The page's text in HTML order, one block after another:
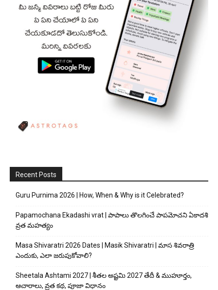
Recent Posts
Guru Purnima 2026 | How, When & Why is it Celebrated?
Papamochana Ekadashi vrat | పాపాలు తొలగించే పాపమోచని ఏకాదశి
వ్రత మహత్యం
Masa Shivaratri 2026 Dates | Masik Shivaratri | మాస శివరాత్రి
ఎందుకు, ఎలా జరుపుకోవాలి?
Sheetala Ashtami 2027 | శీతల అష్టమి 2027 తేదీ & ముహూర్తం,
ఆచారాలు, వ్రత కథ, పూజా విధానం